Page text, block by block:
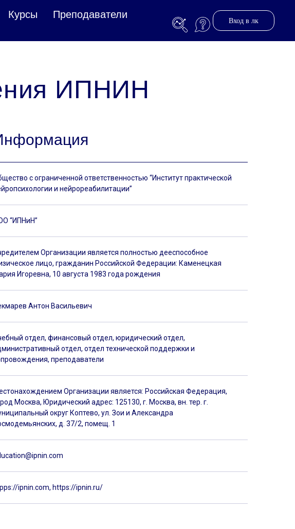
Курсы
Преподаватели
Вход в лк
ИПНИН
с ограниченной ответственностью “Институт практической
и нейрореабилитации”
“ИПНиН”
Организации является полностью дееспособное
лицо, гражданин Российской Федерации: Каменецкая
Игоревна, 10 августа 1983 года рождения
Антон Васильевич
отдел, финансовый отдел, юридический отдел,
отдел, отдел технической поддержки и
преподаватели
Организации является: Российская Федерация,
Москва, Юридический адрес: 125130, г. Москва, вн. тер. г.
округ Коптево, ул. Зои и Александра
д. 37/2, помещ. 1
ipnin.com, https://ipnin.ru/